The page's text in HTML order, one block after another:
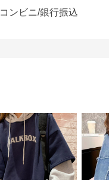
コンビニ/銀行振込